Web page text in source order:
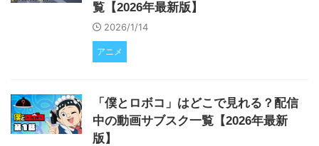
覧【2026年最新版】
2026/1/14
アニメ
「僕とロボコ」はどこで見れる？配信
中の動画サブスク一覧【2026年最新
版】